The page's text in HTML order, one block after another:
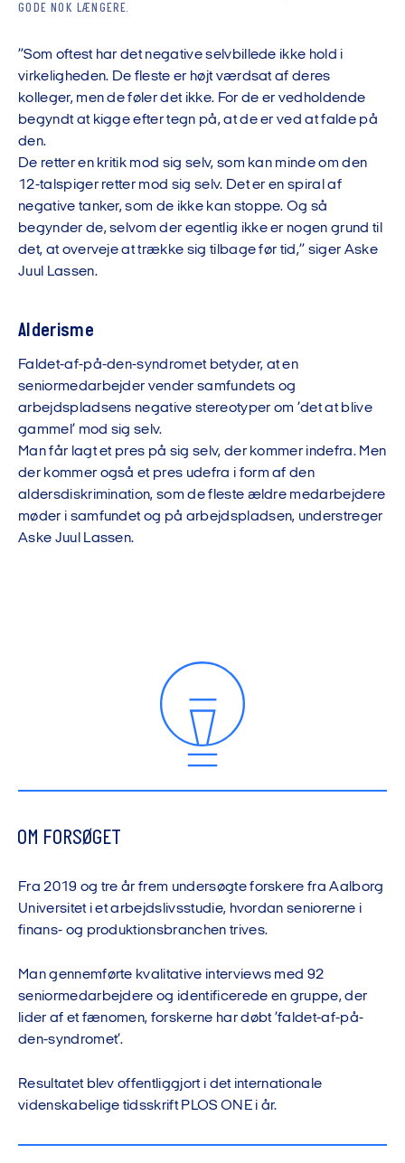
GODE NOK LÆNGERE.
”Som oftest har det negative selvbillede ikke hold i
virkeligheden. De fleste er højt værdsat af deres
kolleger, men de føler det ikke. For de er vedholdende
begyndt at kigge efter tegn på, at de er ved at falde på
den.
De retter en kritik mod sig selv, som kan minde om den
12-talspiger retter mod sig selv. Det er en spiral af
negative tanker, som de ikke kan stoppe. Og så
begynder de, selvom der egentlig ikke er nogen grund til
det, at overveje at trække sig tilbage før tid,” siger Aske
Juul Lassen.
Alderisme
Faldet-af-på-den-syndromet betyder, at en
seniormedarbejder vender samfundets og
arbejdspladsens negative stereotyper om ’det at blive
gammel’ mod sig selv.
Man får lagt et pres på sig selv, der kommer indefra. Men
der kommer også et pres udefra i form af den
aldersdiskrimination, som de fleste ældre medarbejdere
møder i samfundet og på arbejdspladsen, understreger
Aske Juul Lassen.
OM FORSØGET
Fra 2019 og tre år frem undersøgte forskere fra Aalborg
Universitet i et arbejdslivsstudie, hvordan seniorerne i
finans- og produktionsbranchen trives.
Man gennemførte kvalitative interviews med 92
seniormedarbejdere og identificerede en gruppe, der
lider af et fænomen, forskerne har døbt ’faldet-af-på-
den-syndromet’.
Resultatet blev offentliggjort i det internationale
videnskabelige tidsskrift PLOS ONE i år.